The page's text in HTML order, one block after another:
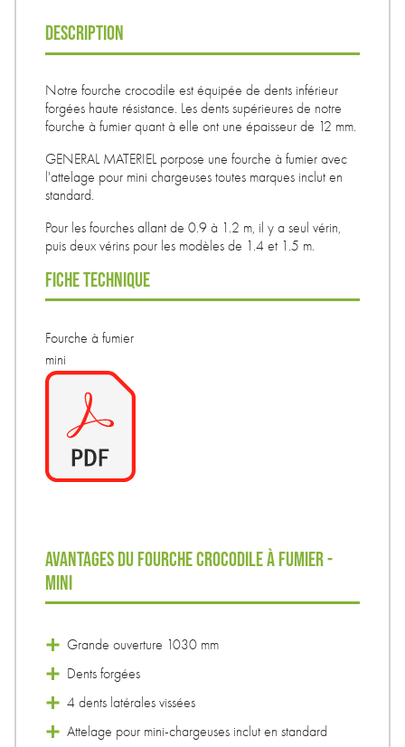
DESCRIPTION
Notre fourche crocodile est équipée de dents inférieur
forgées haute résistance. Les dents supérieures de notre
fourche à fumier quant à elle ont une épaisseur de 12 mm.
GENERAL MATERIEL porpose une fourche à fumier avec
l'attelage pour mini chargeuses toutes marques inclut en
standard.
Pour les fourches allant de 0.9 à 1.2 m, il y a seul vérin,
puis deux vérins pour les modèles de 1.4 et 1.5 m.
FICHE TECHNIQUE
Fourche à fumier
mini
AVANTAGES DU FOURCHE CROCODILE À FUMIER -
MINI
Grande ouverture 1030 mm
Dents forgées
4 dents latérales vissées
Attelage pour mini-chargeuses inclut en standard